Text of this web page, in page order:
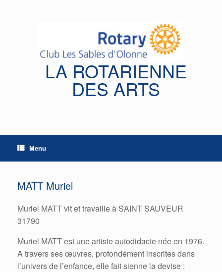
LA ROTARIENNE
DES ARTS
Menu
MATT Muriel
Muriel MATT vit et travaille à SAINT SAUVEUR
31790
Muriel MATT est une artiste autodidacte née en 1976.
A travers ses œuvres, profondément inscrites dans
l’univers de l’enfance, elle fait sienne la devise :